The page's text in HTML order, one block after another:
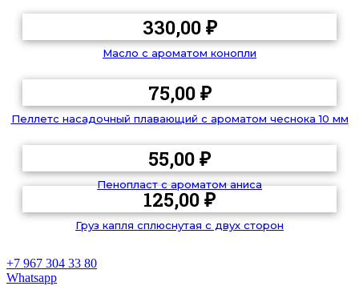
330,00₽
Масло с ароматом конопли
75,00₽
Пеллетс насадочный плавающий с ароматом чеснока 10 мм
55,00₽
Пенопласт с ароматом аниса
125,00₽
Груз капля сплюснутая с двух сторон
+7 967 304 33 80
Whatsapp